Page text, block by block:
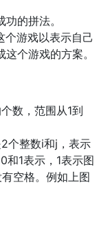
的拼法。
个游戏以表示自己
个游戏的方案。
数，范围从1到
个整数i和j，表示
和1表示，1表示图
空格。例如上图